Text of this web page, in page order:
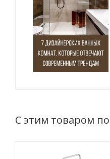
С этим товаром